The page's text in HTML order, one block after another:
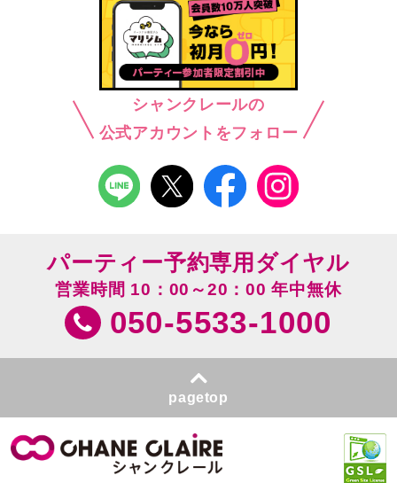
シャンクレールの
公式アカウントをフォロー
パーティー予約専用ダイヤル
営業時間 10：00～20：00 年中無休
050-5533-1000
pagetop